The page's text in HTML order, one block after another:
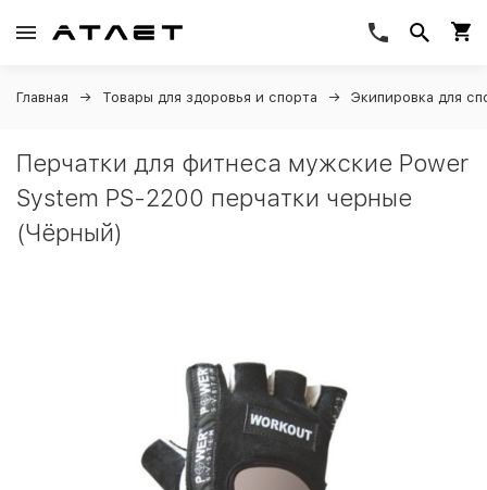
Главная Товары для здоровья и спорта Экипировка для
Перчатки для фитнеса мужские Power
System PS-2200 перчатки черные
(Чёрный)